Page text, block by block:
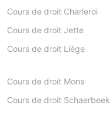
Cours de droit Charleroi
Cours de droit Jette
Cours de droit Liège
Cours de droit Mons
Cours de droit Schaerbeek